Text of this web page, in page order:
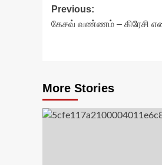
Post
navigation
Previous:
கேசவ் வண்ணம் – கிரேசி
More Stories